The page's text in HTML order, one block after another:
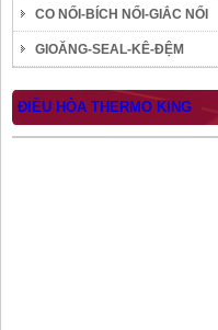
CO NỐI-BÍCH NỐI-GIẮC NỐI
GIOĂNG-SEAL-KÊ-ĐỆM
ĐIỀU HÒA THERMO KING